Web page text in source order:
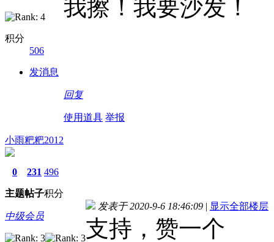
积分
506
发消息
我擦！我要沙发！
回复
使用道具 举报
小雨粑粑2012
0
主题
231
帖子
496
积分
中级会员
发表于 2020-9-6 18:46:09 | 显示全部楼层
支持，赞一个